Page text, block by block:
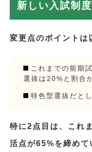
新しい入試制
変更点のポイントは
これまでの前期
選抜は20%と割合
特色型選抜だと
特に2点目は、これ
活点が65%を締めて